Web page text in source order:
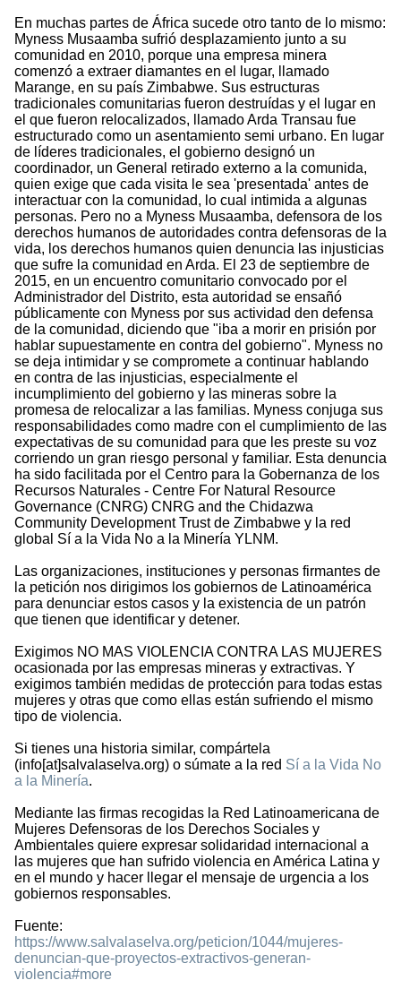
En muchas partes de África sucede otro tanto de lo mismo:
Myness Musaamba sufrió desplazamiento junto a su
comunidad en 2010, porque una empresa minera
comenzó a extraer diamantes en el lugar, llamado
Marange, en su país Zimbabwe. Sus estructuras
tradicionales comunitarias fueron destruídas y el lugar en
el que fueron relocalizados, llamado Arda Transau fue
estructurado como un asentamiento semi urbano. En lugar
de líderes tradicionales, el gobierno designó un
coordinador, un General retirado externo a la comunida,
quien exige que cada visita le sea 'presentada' antes de
interactuar con la comunidad, lo cual intimida a algunas
personas. Pero no a Myness Musaamba, defensora de los
derechos humanos de autoridades contra defensoras de la
vida, los derechos humanos quien denuncia las injusticias
que sufre la comunidad en Arda. El 23 de septiembre de
2015, en un encuentro comunitario convocado por el
Administrador del Distrito, esta autoridad se ensañó
públicamente con Myness por sus actividad den defensa
de la comunidad, diciendo que "iba a morir en prisión por
hablar supuestamente en contra del gobierno". Myness no
se deja intimidar y se compromete a continuar hablando
en contra de las injusticias, especialmente el
incumplimiento del gobierno y las mineras sobre la
promesa de relocalizar a las familias. Myness conjuga sus
responsabilidades como madre con el cumplimiento de las
expectativas de su comunidad para que les preste su voz
corriendo un gran riesgo personal y familiar. Esta denuncia
ha sido facilitada por el Centro para la Gobernanza de los
Recursos Naturales - Centre For Natural Resource
Governance (CNRG) CNRG and the Chidazwa
Community Development Trust de Zimbabwe y la red
global Sí a la Vida No a la Minería YLNM.
Las organizaciones, instituciones y personas firmantes de
la petición nos dirigimos los gobiernos de Latinoamérica
para denunciar estos casos y la existencia de un patrón
que tienen que identificar y detener.
Exigimos NO MAS VIOLENCIA CONTRA LAS MUJERES
ocasionada por las empresas mineras y extractivas. Y
exigimos también medidas de protección para todas estas
mujeres y otras que como ellas están sufriendo el mismo
tipo de violencia.
Si tienes una historia similar, compártela
(info[at]salvalaselva.org) o súmate a la red Sí a la Vida No
a la Minería.
Mediante las firmas recogidas la Red Latinoamericana de
Mujeres Defensoras de los Derechos Sociales y
Ambientales quiere expresar solidaridad internacional a
las mujeres que han sufrido violencia en América Latina y
en el mundo y hacer llegar el mensaje de urgencia a los
gobiernos responsables.
Fuente:
https://www.salvalaselva.org/peticion/1044/mujeres-
denuncian-que-proyectos-extractivos-generan-
violencia#more